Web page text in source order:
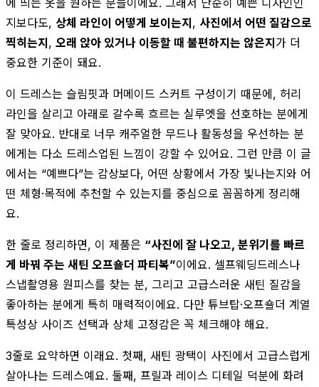
지보다도, 상체 라인이 어떻게 보이는지, 사진에서 어떤 질감으로
찍히는지, 오래 앉아 있거나 이동할 때 불편하지는 않은지가 더
중요한 기준이 돼요.
이 드레스는 슬림핏과 머메이드 스커트 구성이기 때문에, 허리
라인을 살리고 아래로 갈수록 흐르는 실루엣을 선호하는 분에게
잘 맞아요. 반대로 너무 캐주얼한 무드나 활동성을 우선하는 분
에게는 다소 드레스업된 느낌이 강할 수 있어요. 그런 만큼 이 글
에서는 “예쁘다”는 감상보다, 어떤 상황에서 가장 빛나는지와 어
떤 체형·목적에 추천할 수 있는지를 중심으로 꼼꼼하게 정리해
요.
한 줄로 정리하면, 이 제품은 “사진에 잘 나오고, 분위기를 빠르
게 바꿔 주는 새틴 오프숄더 파티복”이에요. 셀프웨딩드레스나
스냅촬영용 원피스를 찾는 분, 그리고 고급스러운 새틴 질감을
좋아하는 분에게 특히 매력적이에요. 다만 튜브탑·오프숄더 계열
특성상 사이즈 선택과 상체 고정감은 꼭 체크해야 해요.
3줄로 요약하면 이래요. 첫째, 새틴 광택이 사진에서 고급스럽게
살아나는 드레스예요. 둘째, 프릴과 레이스 디테일 덕분에 화려